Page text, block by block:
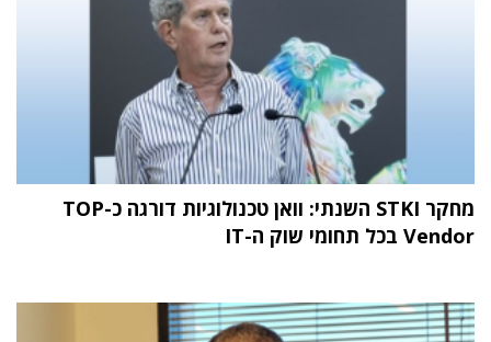
מחקר STKI השנתי: וואן טכנולוגיות דורגה כ-TOP
Vendor בכל תחומי שוק ה-IT